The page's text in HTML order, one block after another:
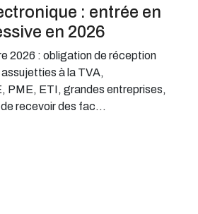
: entrée en
en 2026
2026 : obligation de réception
à la TVA,
PME, ETI, grandes entreprises,
recevoir des fac...